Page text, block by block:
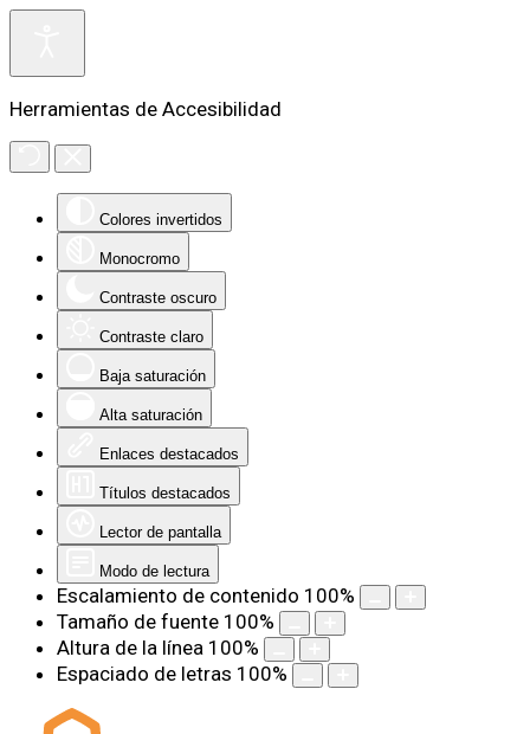
Herramientas de Accesibilidad
Colores invertidos
Monocromo
Contraste oscuro
Contraste claro
Baja saturación
Alta saturación
Enlaces destacados
Títulos destacados
Lector de pantalla
Modo de lectura
Escalamiento de contenido 100%
Tamaño de fuente 100%
Altura de la línea 100%
Espaciado de letras 100%